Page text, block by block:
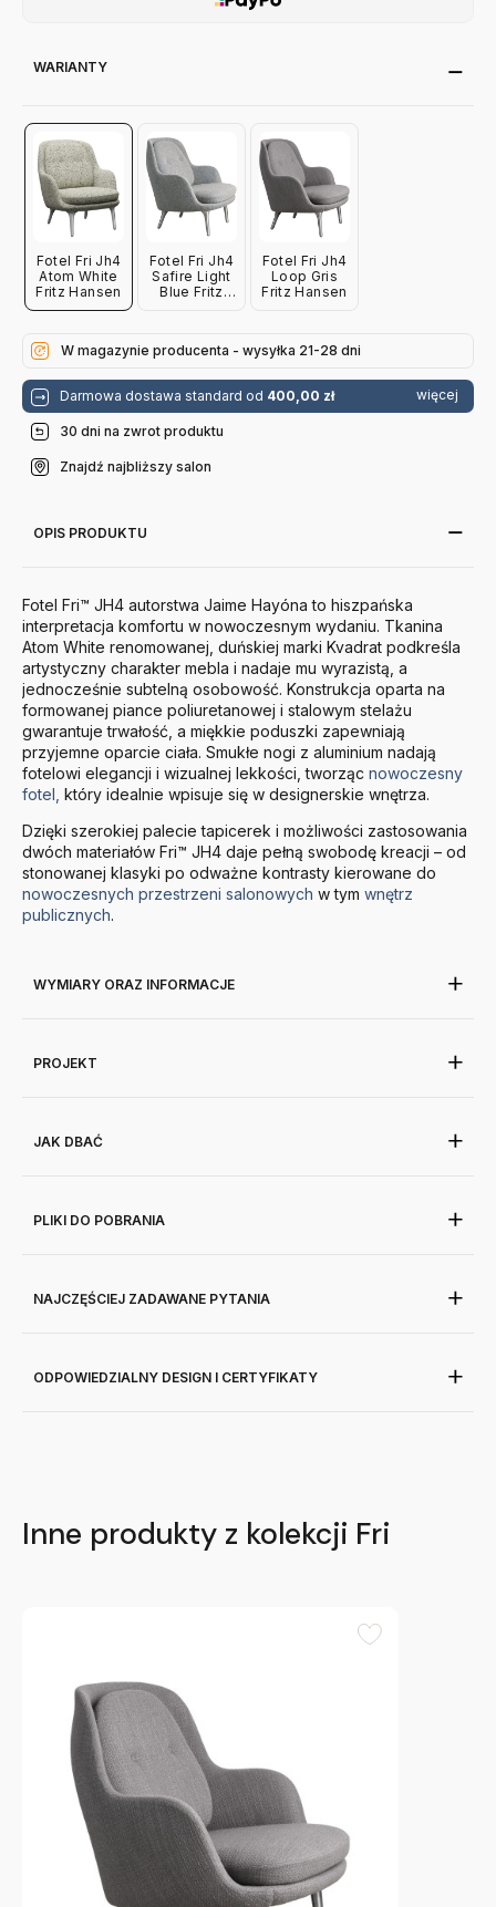
WARIANTY
Fotel Fri Jh4
Atom White
Fritz Hansen
Fotel Fri Jh4
Safire Light
Blue Fritz
Fotel Fri Jh4
Loop Gris
Fritz Hansen
W magazynie producenta - wysyłka 21-28 dni
Darmowa dostawa standard od 400,00 zł więcej
30 dni na zwrot produktu
Znajdź najbliższy salon
OPIS PRODUKTU
Fotel Fri™ JH4 autorstwa Jaime Hayóna to hiszpańska
interpretacja komfortu w nowoczesnym wydaniu. Tkanina
Atom White renomowanej, duńskiej marki Kvadrat podkreśla
artystyczny charakter mebla i nadaje mu wyrazistą, a
jednocześnie subtelną osobowość. Konstrukcja oparta na
formowanej piance poliuretanowej i stalowym stelażu
gwarantuje trwałość, a miękkie poduszki zapewniają
przyjemne oparcie ciała. Smukłe nogi z aluminium nadają
fotelowi elegancji i wizualnej lekkości, tworząc nowoczesny
fotel, który idealnie wpisuje się w designerskie wnętrza.
Dzięki szerokiej palecie tapicerek i możliwości zastosowania
dwóch materiałów Fri™ JH4 daje pełną swobodę kreacji – od
stonowanej klasyki po odważne kontrasty kierowane do
nowoczesnych przestrzeni salonowych w tym wnętrz
publicznych.
WYMIARY ORAZ INFORMACJE
PROJEKT
JAK DBAĆ
PLIKI DO POBRANIA
NAJCZĘŚCIEJ ZADAWANE PYTANIA
ODPOWIEDZIALNY DESIGN I CERTYFIKATY
Inne produkty z kolekcji Fri